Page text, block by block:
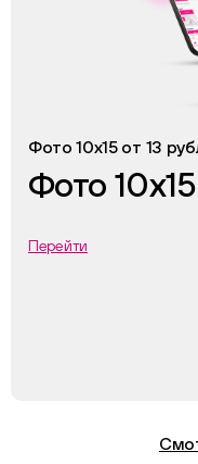
Фото 10х15 от 13
Фото
Перейти